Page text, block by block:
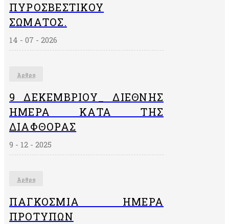
ΠΥΡΟΣΒΕΣΤΙΚΟΎ
ΣΏΜΑΤΟΣ.
14 - 07 - 2026
Άρθρα
9 ΔΕΚΕΜΒΡΙΟΥ_ ΔΙΕΘΝΗΣ
ΗΜΕΡΑ ΚΑΤΑ ΤΗΣ
ΔΙΑΦΘΟΡΑΣ
9 - 12 - 2025
Άρθρα
ΠΑΓΚΌΣΜΙΑ ΗΜΈΡΑ
ΠΡΟΤΎΠΩΝ